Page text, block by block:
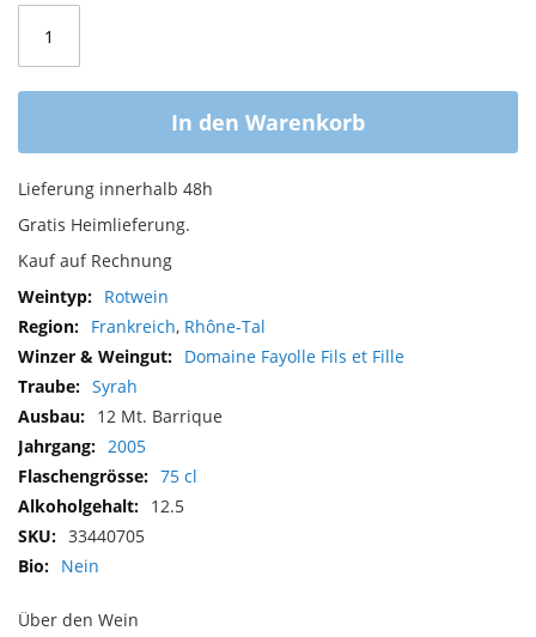
In den Warenkorb
Lieferung innerhalb 48h
Gratis Heimlieferung.
Kauf auf Rechnung
Mehr
Informationen
Rotwein
Frankreich, Rhône-Tal
Domaine Fayolle Fils et Fille
Syrah
12 Mt. Barrique
2005
75 cl
12.5
33440705
Nein
Über den Wein